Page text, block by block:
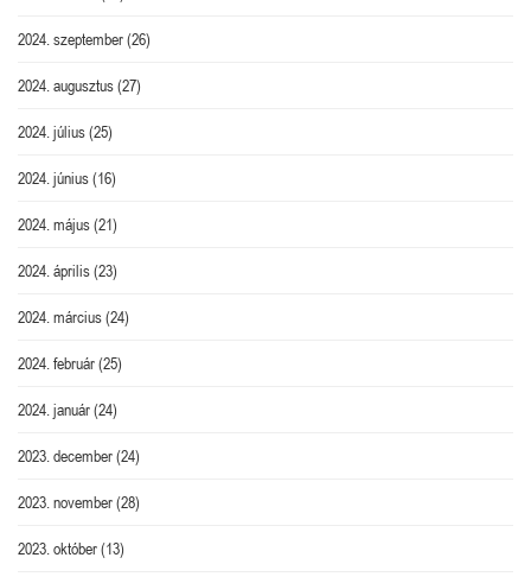
2024. szeptember(26)
2024. augusztus(27)
2024. július(25)
2024. június(16)
2024. május(21)
2024. április(23)
2024. március(24)
2024. február(25)
2024. január(24)
2023. december(24)
2023. november(28)
2023. október(13)